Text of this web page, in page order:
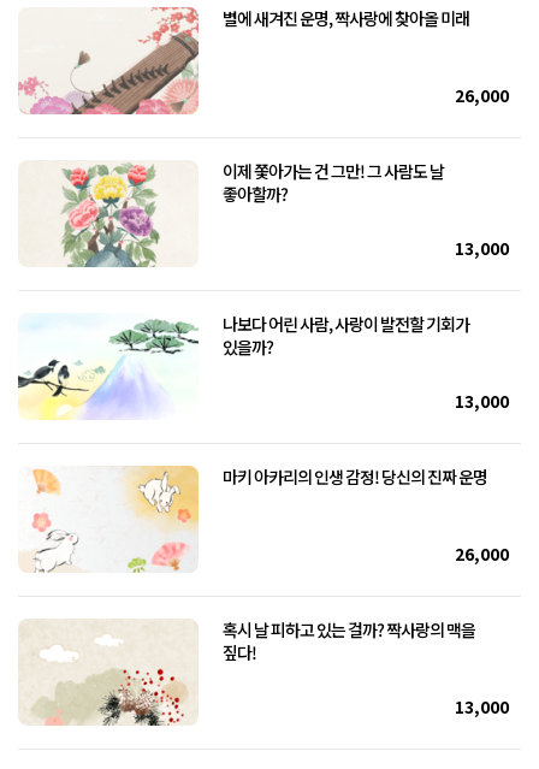
별에 새겨진 운명, 짝사랑에 찾아올 미래
26,000
이제 쫓아가는 건 그만! 그 사람도 날
좋아할까?
13,000
나보다 어린 사람, 사랑이 발전할 기회가
있을까?
13,000
마키 아카리의 인생 감정! 당신의 진짜 운명
26,000
혹시 날 피하고 있는 걸까? 짝사랑의 맥을
짚다!
13,000